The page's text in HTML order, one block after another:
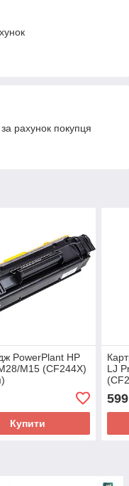
рахунок покупця
PowerPlant HP
M15 (CF244X)
Купити
LJ
599